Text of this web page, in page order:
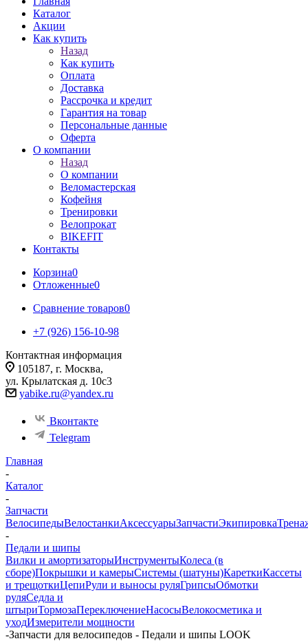
Каталог
Акции
Как купить
Назад
Как купить
Оплата
Доставка
Рассрочка и кредит
Гарантия на товар
Персональные данные
Оферта
О компании
Назад
О компании
Веломастерская
Кофейня
Тренировки
Велопрокат
BIKEFIT
Контакты
Корзина0
Отложенные0
Сравнение товаров0
+7 (926) 156-10-98
Контактная информация
105187, г. Москва,
ул. Крылатская д. 10с3
yabike.ru@yandex.ru
Вконтакте
Telegram
Главная
-
Каталог
-
Запчасти
ВелосипедыВелостанкиАксессуарыЗапчастиЭкипировка
-
Педали и шипы
Вилки и амортизаторыИнструментыКолеса (в
сборе)Покрышки и камерыСистемы (шатуны)КареткиКассеты
и трещоткиЦепиРули и выносы руляГрипсыОбмотки
руляСедла и
штыриТормозаПереключениеНасосыВелокосметика и
уходИзмерители мощности
-Запчасти для велосипедов - Педали и шипы LOOK